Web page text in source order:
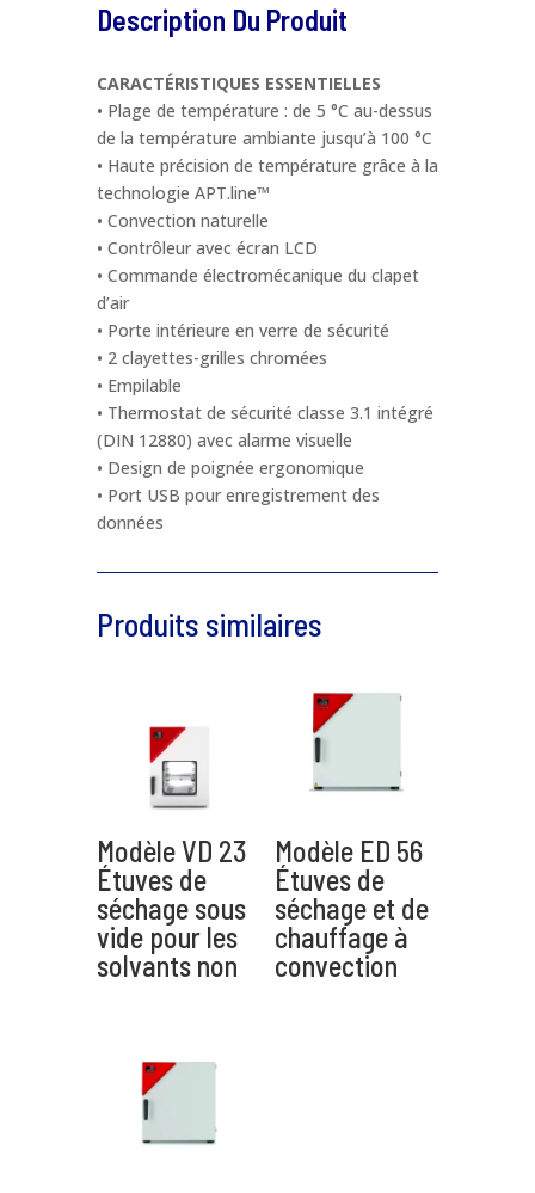
de
BINDER
Prénom*
Entreprise / Organisation
La fonction*
Nom de produit
Téléphone*
Email*
Envoyer
A
l
Description Du Produit
CARACTÉRISTIQUES ESSENTIELLES
• Plage de température : de 5 °C au-dessus
de la température ambiante jusqu’à 100 °C
• Haute précision de température grâce à la
technologie APT.line™
• Convection naturelle
• Contrôleur avec écran LCD
• Commande électromécanique du clapet
d’air
• Porte intérieure en verre de sécurité
• 2 clayettes-grilles chromées
• Empilable
• Thermostat de sécurité classe 3.1 intégré
(DIN 12880) avec alarme visuelle
• Design de poignée ergonomique
• Port USB pour enregistrement des
données
Produits similaires
Modèle VD 23
Étuves de
séchage sous
vide pour les
solvants non
Modèle ED 56
Étuves de
séchage et de
chauffage à
convection